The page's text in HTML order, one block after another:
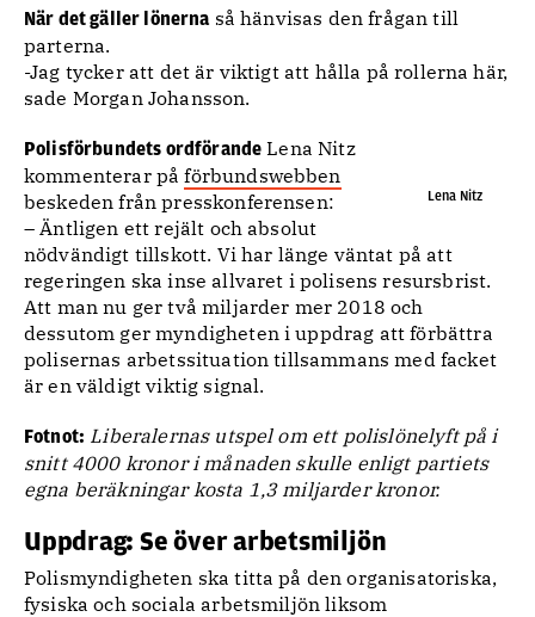
När det gäller lönernaså hänvisas den frågan till
parterna.
-Jag tycker att det är viktigt att hålla på rollerna här,
sade Morgan Johansson.
Lena Nitz
Polisförbundets ordförande Lena Nitz
kommenterar påförbundswebben
beskeden från presskonferensen:
– Äntligen ett rejält och absolut
nödvändigt tillskott. Vi har länge väntat på att
regeringen ska inse allvaret i polisens resursbrist.
Att man nu ger två miljarder mer 2018 och
dessutom ger myndigheten i uppdrag att förbättra
polisernas arbetssituation tillsammans med facket
är en väldigt viktig signal.
Fotnot: Liberalernas utspel om ett polislönelyft på i
snitt 4000 kronor i månaden skulle enligt partiets
egna beräkningar kosta 1,3 miljarder kronor.
Uppdrag: Se över arbetsmiljön
Polismyndigheten ska titta på den organisatoriska,
fysiska och sociala arbetsmiljön liksom